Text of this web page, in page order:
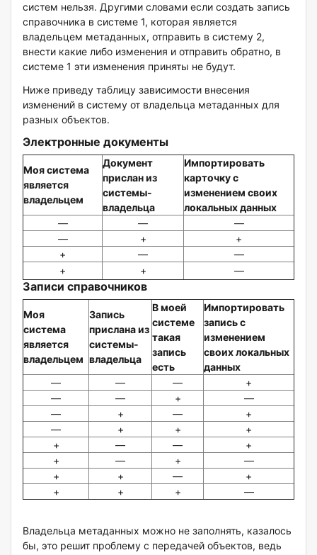
систем нельзя. Другими словами если создать запись
справочника в системе 1, которая является
владельцем метаданных, отправить в систему 2,
внести какие либо изменения и отправить обратно, в
системе 1 эти изменения приняты не будут.
Ниже приведу таблицу зависимости внесения
изменений в систему от владельца метаданных для
разных объектов.
Электронные документы
Моя система
является
владельцем
Документ
прислан из
системы-
владельца
Импортировать
карточку с
изменением своих
локальных данных
—
—
—
—
+
+
+
—
—
+
+ —
Записи справочников
Моя
система
является
владельцем
Запись
прислана из
системы-
владельца
В моей
системе
такая
запись
есть
Импортировать
запись с
изменением
своих локальных
данных
—
— —
+
—
— +
—
—
+ —
+
—
+ +
+
+
— —
+
+
— +
—
+
+ —
+
+
+ + —
Владельца метаданных можно не заполнять, казалось
бы, это решит проблему с передачей объектов, ведь